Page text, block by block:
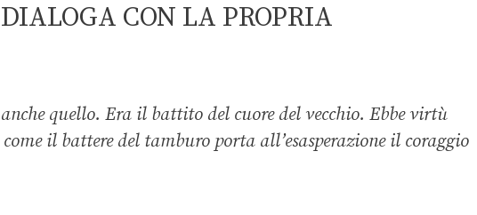
CON LA PROPRIA
quello. Era il battito del cuore del vecchio. Ebbe virtù
come il battere del tamburo porta all’esasperazione il coraggio